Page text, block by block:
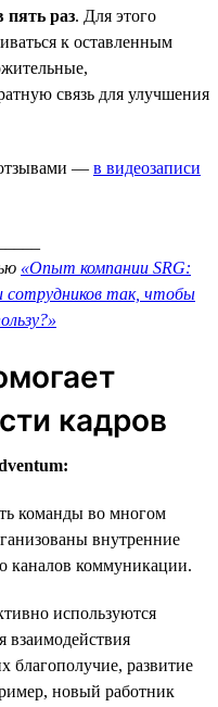
пять раз. Для этого
к оставленным
связь для улучшения
— в видеозаписи
«Опыт компании SRG:
сотрудников так, чтобы
кадров
команды во многом
внутренние
каналов коммуникации.
используются
взаимодействия
благополучие, развитие
новый работник